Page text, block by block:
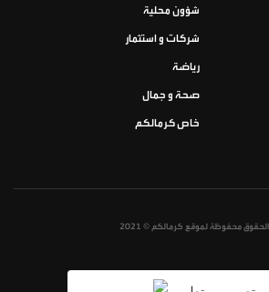
شؤون محلية
شركات و استثمار
رياضة
صحة و جمال
خاص كرمالكم
محفوظة لموقع كرمالكم © 2021